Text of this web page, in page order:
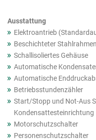
Ausstattung
Elektroantrieb
Beschichteter
Schallisoliertes Gehäuse
Automatische
Automatische
Betriebsstundenzähler
Start/Stopp und Not-Aus
Kondensattesteinrichtung
Motorschutzschalter
Personenschutzschalter